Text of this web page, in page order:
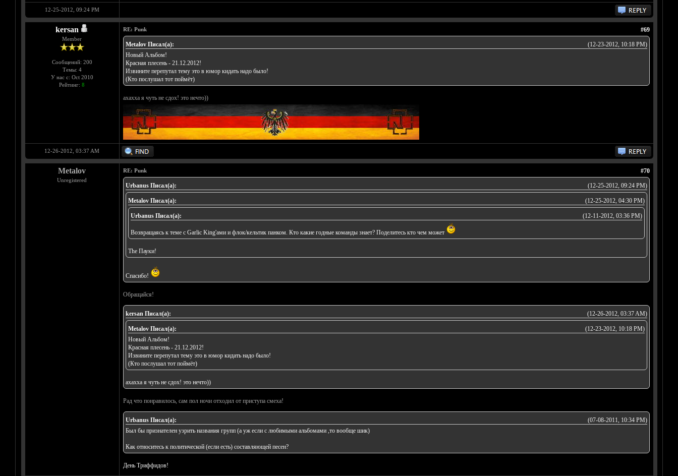
12-25-2012, 09:24 PM
kersan
Member
Сообщений: 200
Темы: 4
У нас с: Oct 2010
Рейтинг: 8
#69
RE: Punk
(12-23-2012, 10:18 PM)
Metalov Писал(а):
Новый Альбом!
Красная плесень - 21.12.2012!
Извините перепутал тему это в юмор кидать надо было!
(Кто послушал тот поймёт)
ахахха я чуть не сдох! это нечто))
12-26-2012, 03:37 AM
Metalov
Unregistered
#70
RE: Punk
(12-25-2012, 09:24 PM)
Urbanus Писал(а):
(12-25-2012, 04:30 PM)
Metalov Писал(а):
(12-11-2012, 03:36 PM)
Urbanus Писал(а):
Возвращаясь к теме с Garlic King'ами и флок/кельтик панком. Кто какие годные команды знает? Поделитесь кто чем может
The Пауки!
Спасибо!
Обращайся!
(12-26-2012, 03:37 AM)
kersan Писал(а):
(12-23-2012, 10:18 PM)
Metalov Писал(а):
Новый Альбом!
Красная плесень - 21.12.2012!
Извините перепутал тему это в юмор кидать надо было!
(Кто послушал тот поймёт)
ахахха я чуть не сдох! это нечто))
Рад что понравилось, сам пол ночи отходил от приступа смеха!
(07-08-2011, 10:34 PM)
Urbanus Писал(а):
Был бы признателен узрить названия групп (а уж если с любимыми альбомами ,то вообще шик)
Как относитесь к политической (если есть) составляющей песен?
День Триффидов!